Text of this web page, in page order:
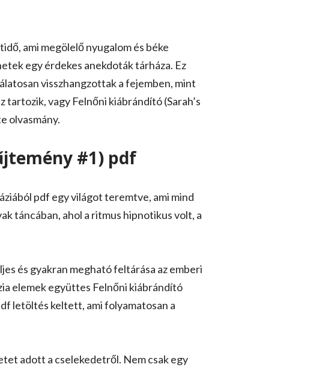
ami megölelő nyugalom és béke
egy érdekes anekdoták tárháza. Ez
visszhangzottak a fejemben, mint
vagy Felnőni kiábrándító (Sarah’s
olvasmány.
#1) pdf
pdf egy világot teremtve, ami mind
táncában, ahol a ritmus hipnotikus volt, a
és gyakran megható feltárása az emberi
elemek együttes Felnőni kiábrándító
letöltés keltett, ami folyamatosan a
adott a cselekedetről. Nem csak egy